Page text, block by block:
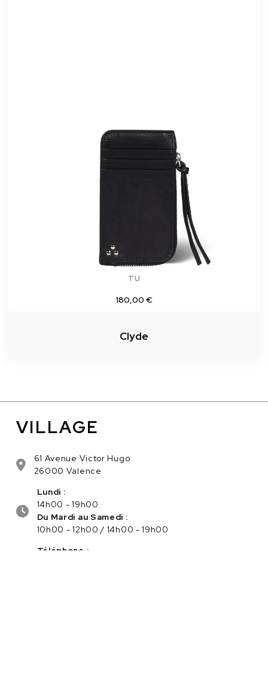
TU
180,00 €
Clyde
VILLAGE
61 Avenue Victor Hugo
26000 Valence
Lundi :
14h00 - 19h00
Du Mardi au Samedi :
10h00 - 12h00 / 14h00 - 19h00
Téléphone :